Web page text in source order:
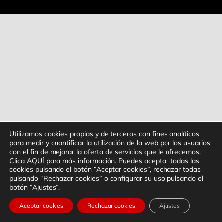
Utilizamos cookies propias y de terceros con fines analíticos
para medir y cuantificar la utilización de la web por los usuarios
con el fin de mejorar la oferta de servicios que le ofrecemos.
Clica AQUÍ para más información. Puedes aceptar todas las
cookies pulsando el botón “Aceptar cookies”, rechazar todas
pulsando “Rechazar cookies” o configurar su uso pulsando el
botón “Ajustes”.
Aceptar cookies Rechazar cookies Ajustes